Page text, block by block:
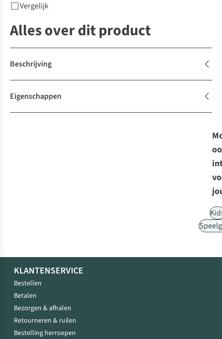
Vergelijk
Alles over dit product
Beschrijving
Eigenschappen
KLANTENSERVICE
Bestellen
Betalen
Bezorgen & afhalen
Retourneren & ruilen
Bestelling herroepen